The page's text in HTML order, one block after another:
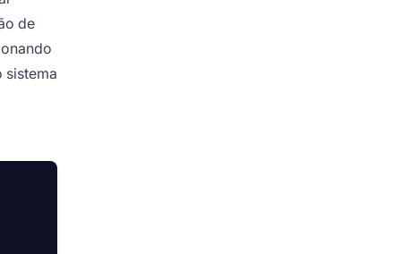
de
sistema